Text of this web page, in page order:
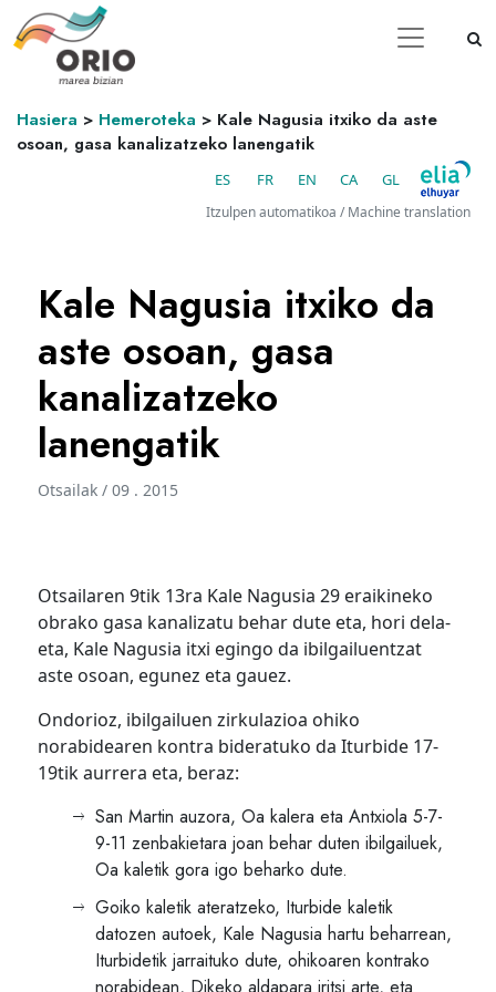
Hasiera > Hemeroteka > Kale Nagusia itxiko da aste
osoan, gasa kanalizatzeko lanengatik
ES FR EN CA GL
Itzulpen automatikoa / Machine translation
Kale Nagusia itxiko da
aste osoan, gasa
kanalizatzeko
lanengatik
Otsailak / 09 . 2015
Otsailaren 9tik 13ra Kale Nagusia 29 eraikineko
obrako gasa kanalizatu behar dute eta, hori dela-
eta, Kale Nagusia itxi egingo da ibilgailuentzat
aste osoan, egunez eta gauez.
Ondorioz, ibilgailuen zirkulazioa ohiko
norabidearen kontra bideratuko da Iturbide 17-
19tik aurrera eta, beraz:
San Martin auzora, Oa kalera eta Antxiola 5-7-
9-11 zenbakietara joan behar duten ibilgailuek,
Oa kaletik gora igo beharko dute.
Goiko kaletik ateratzeko, Iturbide kaletik
datozen autoek, Kale Nagusia hartu beharrean,
Iturbidetik jarraituko dute, ohikoaren kontrako